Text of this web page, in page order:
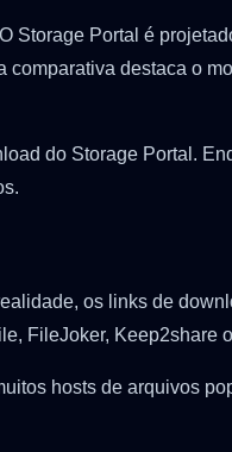
Portal é
destaca o
do Storage Portal.
os links de
FileJoker, Keep2share
hosts de arquivos